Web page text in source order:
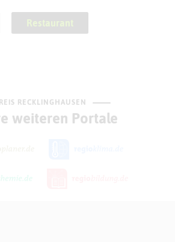
Restaurant
RECKLINGHAUSEN
weiteren Portale